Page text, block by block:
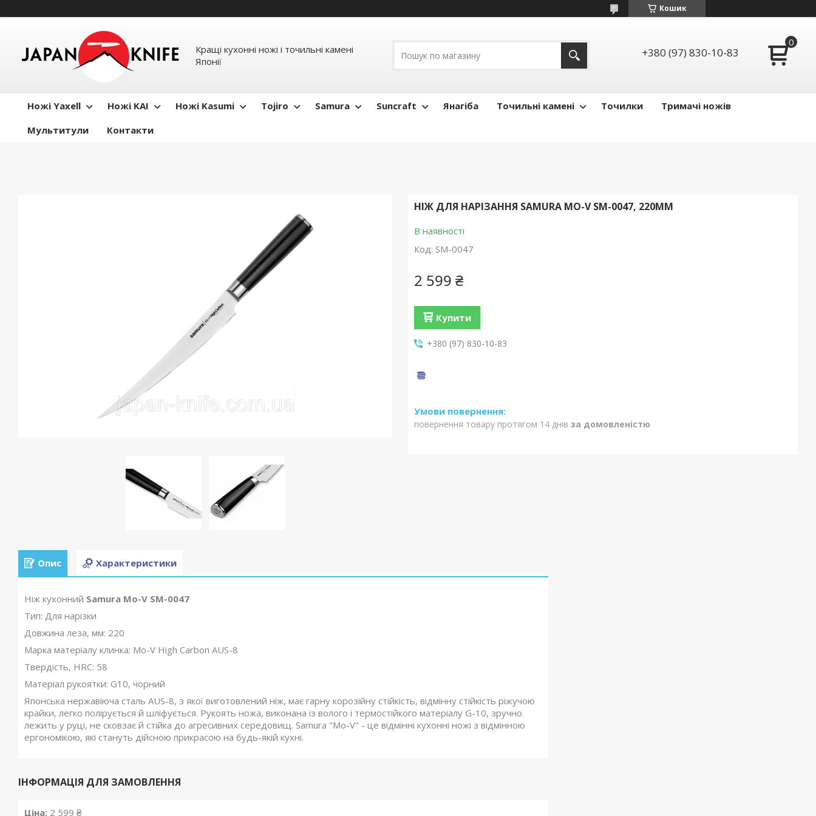
Кошик
Кращі кухонні ножі і точильні камені
Японії
+380 (97) 830-10-83
Ножі Yaxell Ножі KAI Ножі Kasumi Tojiro Samura Suncraft Янагіба Точильні камені Точилки
Тримачі ножів
Мультитули
Контакти
НІЖ ДЛЯ НАРІЗАННЯ SAMURA MO-V SM-0047, 220ММ
В наявності
Код: SM-0047
2 599 ₴
Купити
+380 (97) 830-10-83
повернення товару протягом 14 днів за домовленістю
Опис Характеристики
Ніж кухонний Samura Mo-V SM-0047
Тип: Для нарізки
Довжина леза, мм: 220
Марка матеріалу клинка: Mo-V High Carbon AUS-8
Твердість, HRC: 58
Матеріал рукоятки: G10, чорний
Японська нержавіюча сталь AUS-8, з якої виготовлений ніж, має гарну корозійну стійкість, відмінну стійкість ріжучою
крайки, легко полірується й шліфується. Рукоять ножа, виконана із волого і термостійкого матеріалу G-10, зручно
лежить у руці, не сковзає й стійка до агресивних середовищ. Samura "Mo-V" - це відмінні кухонні ножі з відмінною
ергономікою, які стануть дійсною прикрасою на будь-якій кухні.
ІНФОРМАЦІЯ ДЛЯ ЗАМОВЛЕННЯ
Ціна: 2 599 ₴